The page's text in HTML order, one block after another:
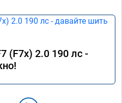
(F7x) 2.0 190 лс -